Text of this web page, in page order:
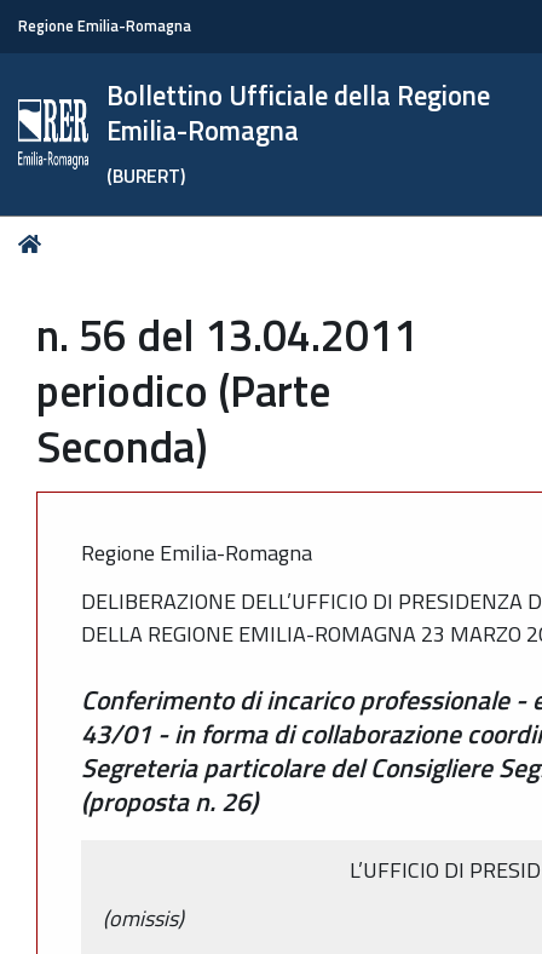
Regione Emilia-Romagna
Bollettino Ufficiale della Regione
Emilia-Romagna
(BURERT)
Tu
n. 56 del 13.04.2011
periodico (Parte
Seconda)
Regione Emilia-Romagna
DELIBERAZIONE DELL’UFFICIO DI PRESIDENZA
DELLA REGIONE EMILIA-ROMAGNA 23 MARZO
Conferimento di incarico professionale -
43/01 - in forma di collaborazione
Segreteria particolare del Consigliere
(proposta n. 26)
L’UFFICIO DI
(omissis)